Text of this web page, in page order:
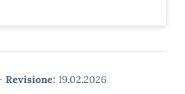
Revisione: 19.02.2026